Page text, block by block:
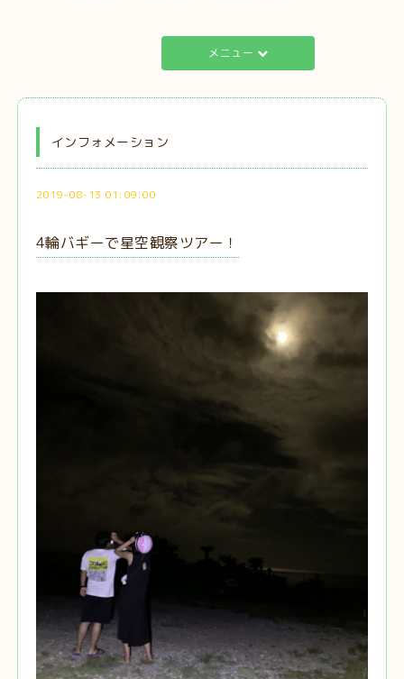
メニュー
インフォメーション
2019-08-13 01:09:00
4輪バギーで星空観察ツアー！